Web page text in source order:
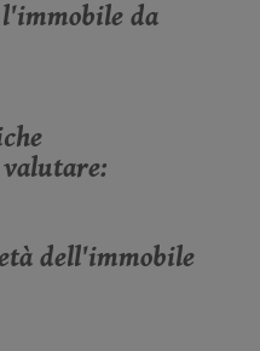
da
dell'immobile